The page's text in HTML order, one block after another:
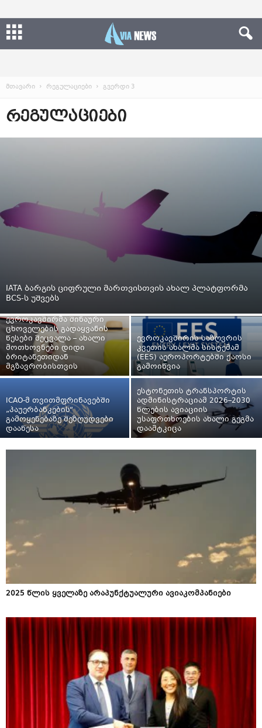
მთავარი რეგულაციები გვერდი 3
ᲠᲔᲒᲣᲚᲐᲪᲘᲔᲑᲘ
IATA ბარგის ციფრული მართვისთვის ახალ პლატფორმა
BCS-ს უშვებს
ევროკავშირმა შინაური
ცხოველების გადაყვანის
წესები შეცვალა – ახალი
მოთხოვნები დიდი
ბრიტანეთიდან
მგზავრობისთვის
ევროკავშირის საზღვრის
კვეთის ახალმა სისტემამ
(EES) აეროპორტებში ქაოსი
გამოიწვია
ICAO-მ თვითმფრინავებში
„პაუერბანკების“
გამოყენებაზე შეზღუდვები
დააწესა
ესტონეთის ტრანსპორტის
ადმინისტრაციამ 2026–2030
წლების ავიაციის
უსაფრთხოების ახალი გეგმა
დაამტკიცა
2025 წლის ყველაზე არაპუნქტუალური ავიაკომპანიები